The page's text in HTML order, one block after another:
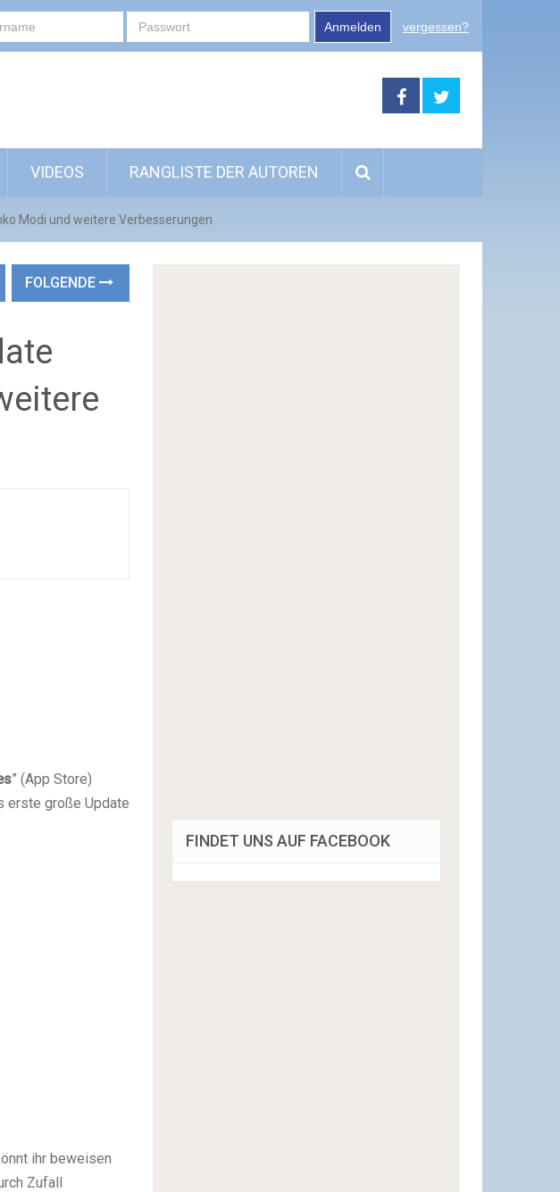
Anmelden vergessen?
VIDEOS RANGLISTE DER AUTOREN
Modi und weitere Verbesserungen
FOLGENDE
” (App Store)
erste große Update
ihr beweisen
Zufall
FINDET UNS AUF FACEBOOK